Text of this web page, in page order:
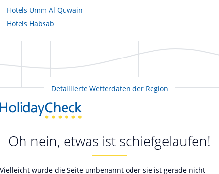
Hotels Umm Al Quwain
Hotels Habsab
Detaillierte Wetterdaten der Region
Oh nein, etwas ist schiefgelaufen!
Vielleicht wurde die Seite umbenannt oder sie ist gerade nicht